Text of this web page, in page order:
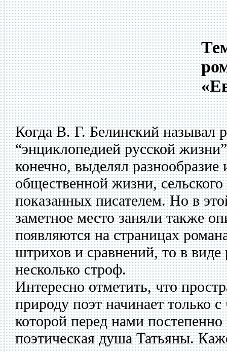
Когда В. Г. Белинский называл
“энциклопедией русской
конечно, выделял разнообразие
общественной жизни, сельского
показанных писателем. Но в
заметное место заняли также
появляются на страницах
штрихов и сравнений, то в виде
несколько строф.
Интересно отметить, что
природу поэт начинает только с
которой перед нами постепенно
поэтическая душа Татьяны.